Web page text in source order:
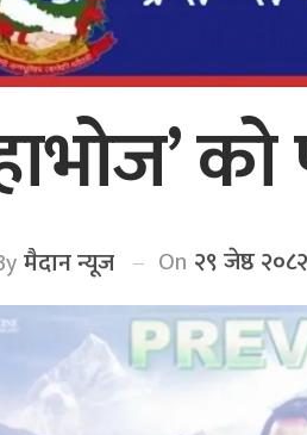
को
मैदान न्यूज On २९ जेष्ठ